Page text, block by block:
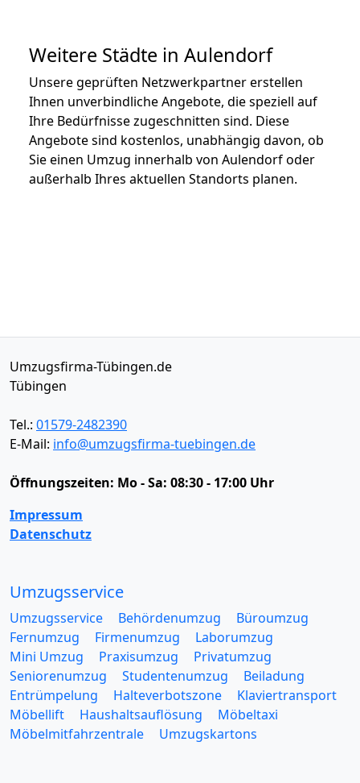
Weitere Städte in Aulendorf
Unsere geprüften Netzwerkpartner erstellen
Ihnen unverbindliche Angebote, die speziell auf
Ihre Bedürfnisse zugeschnitten sind. Diese
Angebote sind kostenlos, unabhängig davon, ob
Sie einen Umzug innerhalb von Aulendorf oder
außerhalb Ihres aktuellen Standorts planen.
Umzugsfirma-Tübingen.de
Tübingen
Tel.: 01579-2482390
E-Mail: info@umzugsfirma-tuebingen.de
Öffnungszeiten: Mo - Sa: 08:30 - 17:00 Uhr
Impressum
Datenschutz
Umzugsservice
Umzugsservice Behördenumzug
Büroumzug
Fernumzug
Firmenumzug
Laborumzug
Mini Umzug
Praxisumzug
Privatumzug
Seniorenumzug
Studentenumzug
Beiladung
Entrümpelung
Halteverbotszone
Klaviertransport
Möbellift
Haushaltsauflösung
Möbeltaxi
Möbelmitfahrzentrale
Umzugskartons